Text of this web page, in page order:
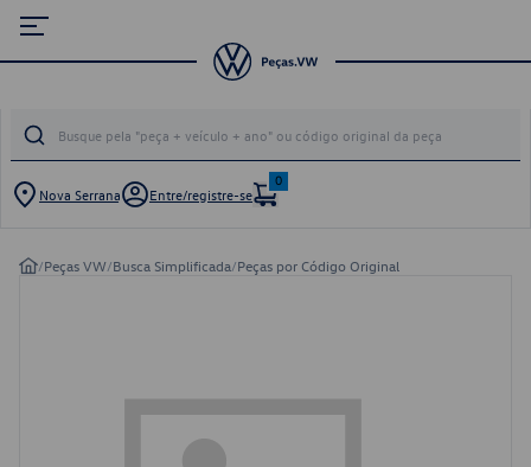
Nova Serrana Entre/registre-se
0
/Peças VW/Busca Simplificada/Peças por Código Original